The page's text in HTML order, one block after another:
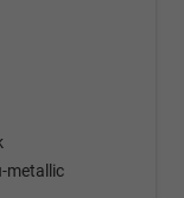
metallic